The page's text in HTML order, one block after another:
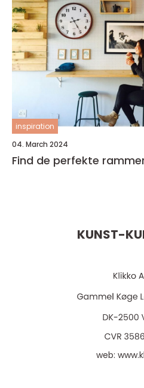
inspiration
04. March 2024
Find de perfekte
KUNST-
web: